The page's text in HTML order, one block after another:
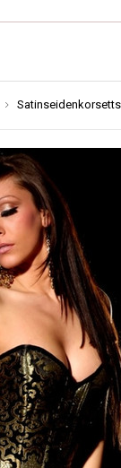
Satinseidenkorsetts